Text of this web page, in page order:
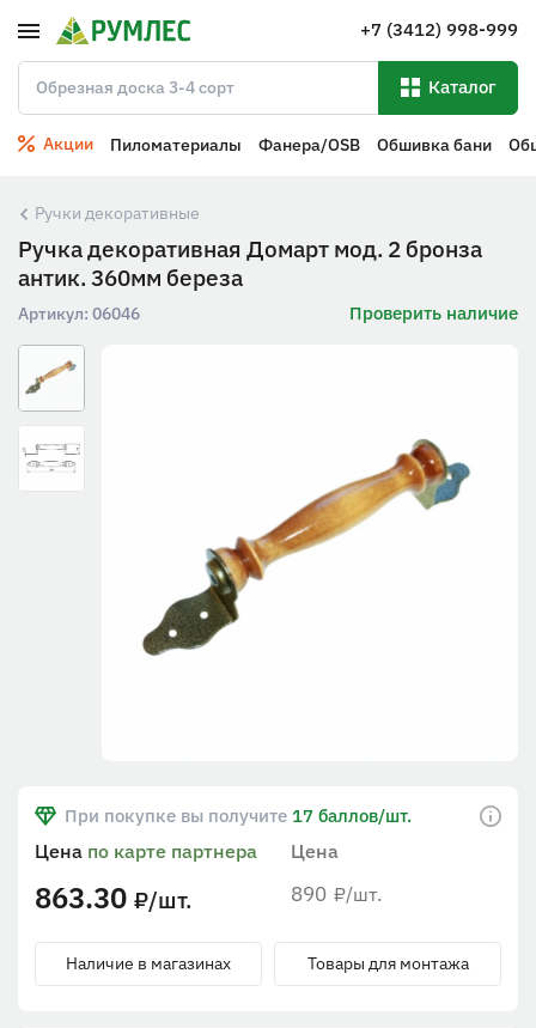
+7 (3412) 998-999
Каталог
Акции Пиломатериалы Фанера/OSB Обшивка бани
Ручки декоративные
Ручка декоративная Домарт мод. 2 бронза
антик. 360мм береза
Артикул: 06046 Проверить наличие
При покупке вы получите 17 баллов/шт.
Цена
890 ₽/шт.
Цена по карте партнера
863.30 ₽/шт.
Наличие в магазинах Товары для монтажа